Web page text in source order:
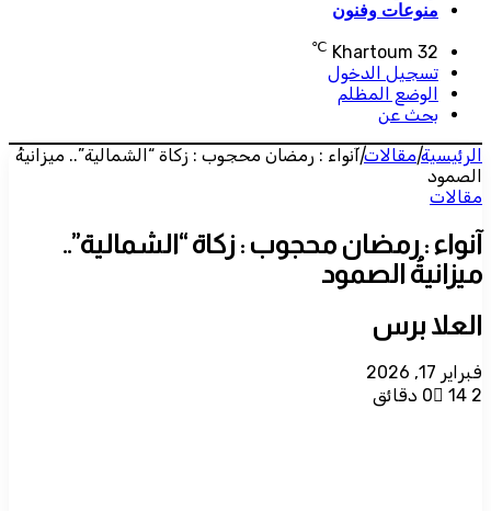
منوعات وفنون
Khartoum 32
℃
تسجيل الدخول
الوضع المظلم
بحث عن
الرئيسية|مقالات|آنواء : رمضان محجوب : زكاة “الشمالية”.. ميزانيةُ
الصمود
مقالات
آنواء : رمضان محجوب : زكاة “الشمالية”..
ميزانيةُ الصمود
العلا برس
فبراير 17, 2026
0
14 2 دقائق